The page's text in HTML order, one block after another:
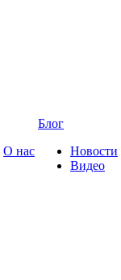
О нас
Блог
Новости
Видео